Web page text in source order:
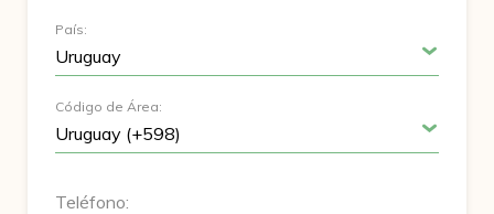
País:
Código de Área:
Teléfono: